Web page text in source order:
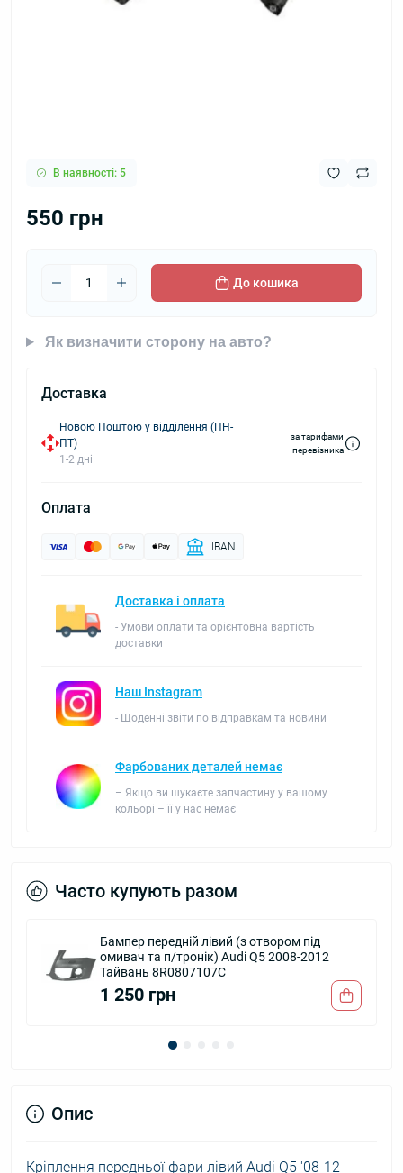
В наявності: 5
550 грн
До кошика
Як визначити сторону на авто?
Доставка
Новою Поштою у відділення (ПН-
ПТ)
1-2 дні
за тарифами
перевізника
Оплата
IBAN
Доставка і оплата
- Умови оплати та орієнтовна вартість
доставки
Наш Instagram
- Щоденні звіти по відправкам та новини
Фарбованих деталей немає
– Якщо ви шукаєте запчастину у вашому
кольорі – її у нас немає
Часто купують разом
Бампер передній лівий (з отвором під
омивач та п/тронік) Audi Q5 2008-2012
Тайвань 8R0807107C
1 250 грн
Опис
Кріплення передньої фари лівий Audi Q5 '08-12